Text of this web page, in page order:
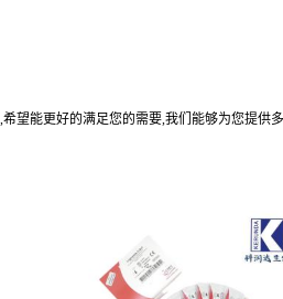
望能更好的满足您的需要,我们能够为您提供多